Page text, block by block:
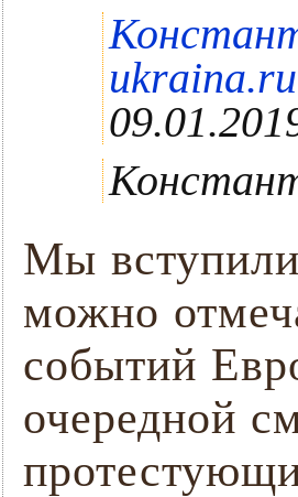
ukraina.ru
Мы
можно
событий
очередной